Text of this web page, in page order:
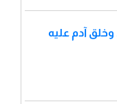
آدم عليه